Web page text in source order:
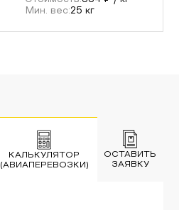
Мин. вес:25 кг
КАЛЬКУЛЯТОР
(АВИАПЕРЕВОЗКИ)
ОСТАВИТЬ
ЗАЯВКУ